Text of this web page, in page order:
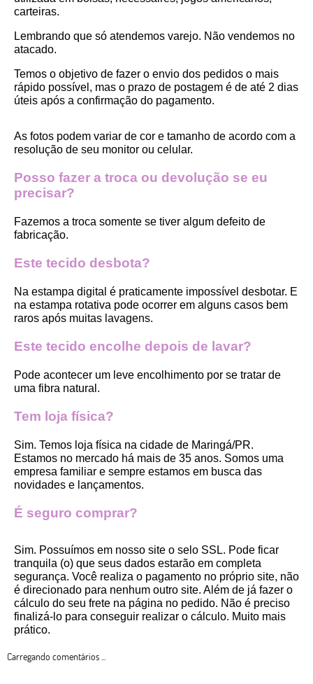
carteiras.
Lembrando que só atendemos varejo. Não vendemos no
atacado.
Temos o objetivo de fazer o envio dos pedidos o mais
rápido possível, mas o prazo de postagem é de até 2 dias
úteis após a confirmação do pagamento.
As fotos podem variar de cor e tamanho de acordo com a
resolução de seu monitor ou celular.
Posso fazer a troca ou devolução se eu
precisar?
Fazemos a troca somente se tiver algum defeito de
fabricação.
Este tecido desbota?
Na estampa digital é praticamente impossível desbotar. E
na estampa rotativa pode ocorrer em alguns casos bem
raros após muitas lavagens.
Este tecido encolhe depois de lavar?
Pode acontecer um leve encolhimento por se tratar de
uma fibra natural.
Tem loja física?
Sim. Temos loja física na cidade de Maringá/PR.
Estamos no mercado há mais de 35 anos. Somos uma
empresa familiar e sempre estamos em busca das
novidades e lançamentos.
É seguro comprar?
Sim. Possuímos em nosso site o selo SSL. Pode ficar
tranquila (o) que seus dados estarão em completa
segurança. Você realiza o pagamento no próprio site, não
é direcionado para nenhum outro site. Além de já fazer o
cálculo do seu frete na página no pedido. Não é preciso
finalizá-lo para conseguir realizar o cálculo. Muito mais
prático.
Carregando comentários ...